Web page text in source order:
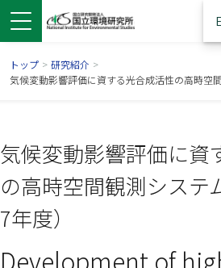
トップ > 研究紹介 >
気候変動影響評価に資する光合成活性の高時空
気候変動影響評価に資
の高時空間観測システ
7年度）
Development of